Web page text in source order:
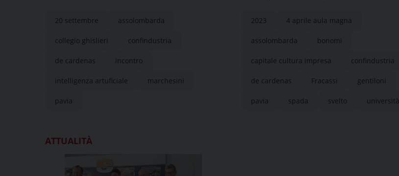
20 settembre assolombarda
collegio ghislieri confindustria
de cardenas incontro
intelligenza artuficiale marchesini
pavia
Magna dell’Università
2023 4 aprile aula magna
assolombarda bonomi
capitale cultura impresa confindustria
de cardenas Fracassi gentiloni
pavia spada svelto università
ATTUALITÀ